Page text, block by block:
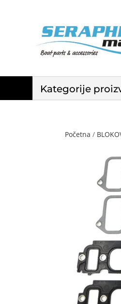
Kategorije
Početna /